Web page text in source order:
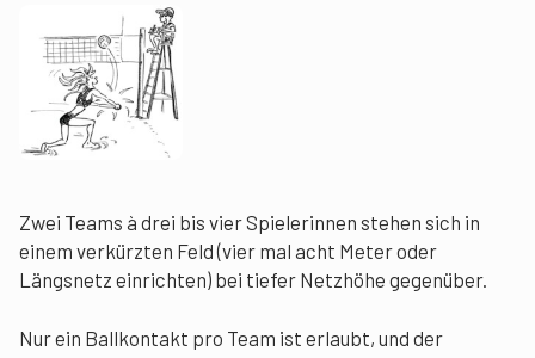
Zwei Teams à drei bis vier Spielerinnen stehen sich in
einem verkürzten Feld (vier mal acht Meter oder
Längsnetz einrichten) bei tiefer Netzhöhe gegenüber.
Nur ein Ballkontakt pro Team ist erlaubt, und der